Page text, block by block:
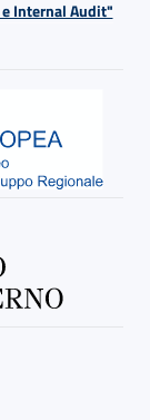
Internal Audit"